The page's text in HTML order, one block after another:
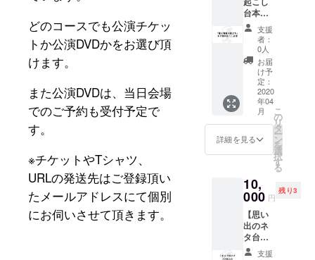
どのコースでも公演チケッ
トか公演DVDかをお選び頂
けます。
また公演DVDは、当日会場
でのご予約も受付予定で
す。
※チケットやTシャツ、
URLの発送先はご登録頂い
たメールアドレスにて個別
にお伺いさせて頂きます。
ブ当日
の受け
渡し、
限定
URLは
ご登録
頂いた
メール
アドレ
スにお
送りし
ます。
※リター
録頂い
たメー
ルアド
レスと
のやり
とりで
郵送と
限定
URL ・
十九人
ゆッ
ちゃんw
の舞台
衣装と
同じT
シャツ
（非売
品） ・
3月に行
われる
『ふた
りの大
阪』ラ
イブ映
像が見
られる
限定
台本
コー
ス】 ・
十九人
単独ラ
イブ
『愛と
青春の
旅立
ち』チ
ケット
もしく
は『愛
と青春
ち』ラ
イブ映
像が見
られる
限定
URL ・
十九人
支援
者：
0人
お届
け予
定：
2020
年04
月
詳細を見る
こ
の
リ
タ
ー
ン
を
選
択
す
る
10,
000 円
残り3
【思い
出のネ
タ台本
コー支援